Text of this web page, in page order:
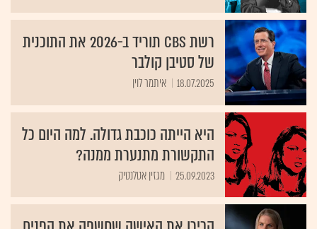
רשת CBS תוריד ב-2026 את התוכנית
של סטיבן קולבר
18.07.2025 איתמר לוין
היא הייתה כוכבת גדולה. למה היום כל
התקשורת מתנערת ממנה?
25.09.2023 מגזין אטלנטיק